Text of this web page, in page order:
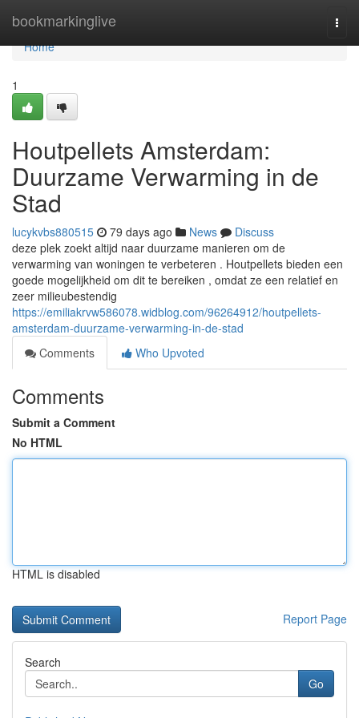
bookmarkinglive
Home
Home
1
Houtpellets Amsterdam:
Duurzame Verwarming in de
Stad
lucykvbs880515 79 days ago News
Discuss
deze plek zoekt altijd naar duurzame manieren om de
verwarming van woningen te verbeteren . Houtpellets bieden een
goede mogelijkheid om dit te bereiken , omdat ze een relatief en
zeer milieubestendig
https://emiliakrvw586078.widblog.com/96264912/houtpellets-
amsterdam-duurzame-verwarming-in-de-stad
Comments
Who Upvoted
Comments
Submit a Comment
No HTML
HTML is disabled
Report Page
Search
Go